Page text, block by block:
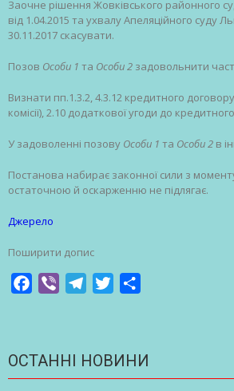
Заочне рішення Жовківського районного
від 1.04.2015 та ухвалу Апеляційного суду
30.11.2017 скасувати.
Позов Особи 1 та Особи 2 задовольнити
Визнати пп.1.3.2, 4.3.12 кредитного
комісії), 2.10 додаткової угоди до
У задоволенні позову Особи 1 та Особи 2 в
Постанова набирає законної сили з
остаточною й оскарженню не підлягає.
Джерело
Поширити допис
Facebook
Viber TelegramTwitter
ОСТАННІ НОВИНИ